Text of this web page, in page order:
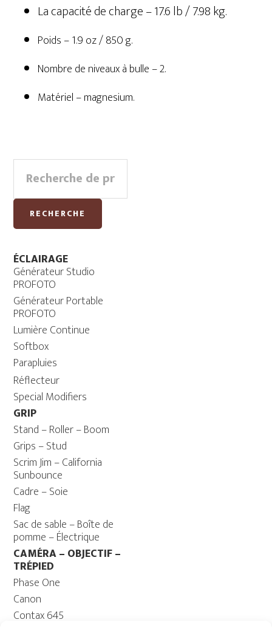
La capacité de charge – 17.6 lb / 7.98 kg.
Poids – 1.9 oz / 850 g.
Nombre de niveaux à bulle – 2.
Matériel – magnesium.
Primary
Sidebar
pour :
RECHERCHE
ÉCLAIRAGE
Générateur Studio
PROFOTO
Générateur Portable
PROFOTO
Lumière Continue
Softbox
Parapluies
Réflecteur
Special Modifiers
GRIP
Stand – Roller – Boom
Grips – Stud
Scrim Jim – California
Sunbounce
Cadre – Soie
Flag
Sac de sable – Boîte de
pomme – Électrique
CAMÉRA – OBJECTIF –
TRÉPIED
Phase One
Canon
Contax 645